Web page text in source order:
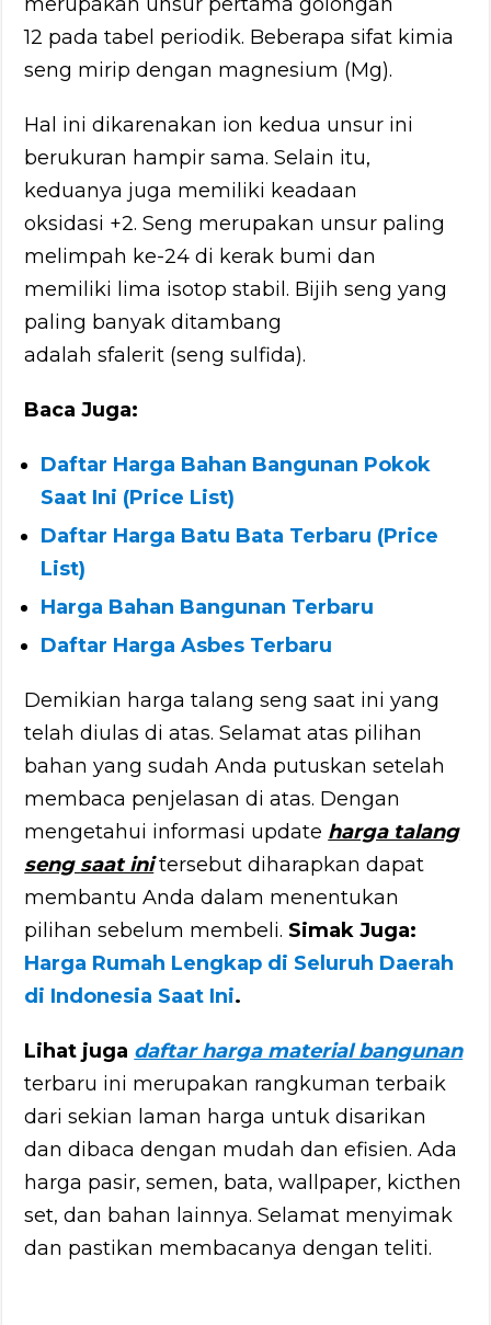
12 pada tabel periodik. Beberapa sifat kimia
seng mirip dengan magnesium (Mg).
Hal ini dikarenakan ion kedua unsur ini
berukuran hampir sama. Selain itu,
keduanya juga memiliki keadaan
oksidasi +2. Seng merupakan unsur paling
melimpah ke-24 di kerak bumi dan
memiliki lima isotop stabil. Bijih seng yang
paling banyak ditambang
adalah sfalerit (seng sulfida).
Baca Juga:
Daftar Harga Bahan Bangunan Pokok
Saat Ini (Price List)
Daftar Harga Batu Bata Terbaru (Price
List)
Harga Bahan Bangunan Terbaru
Daftar Harga Asbes Terbaru
Demikian harga talang seng saat ini yang
telah diulas di atas. Selamat atas pilihan
bahan yang sudah Anda putuskan setelah
membaca penjelasan di atas. Dengan
mengetahui informasi update harga talang
seng saat initersebut diharapkan dapat
membantu Anda dalam menentukan
pilihan sebelum membeli. Simak Juga:
Harga Rumah Lengkap di Seluruh Daerah
di Indonesia Saat Ini.
Lihat juga daftar harga material bangunan
terbaru ini merupakan rangkuman terbaik
dari sekian laman harga untuk disarikan
dan dibaca dengan mudah dan efisien. Ada
harga pasir, semen, bata, wallpaper, kicthen
set, dan bahan lainnya. Selamat menyimak
dan pastikan membacanya dengan teliti.